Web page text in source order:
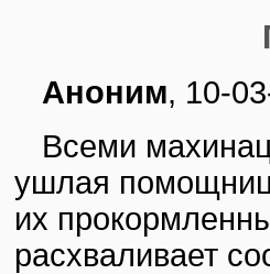
Аноним, 10-
Всеми
ушлая
их
расхваливает